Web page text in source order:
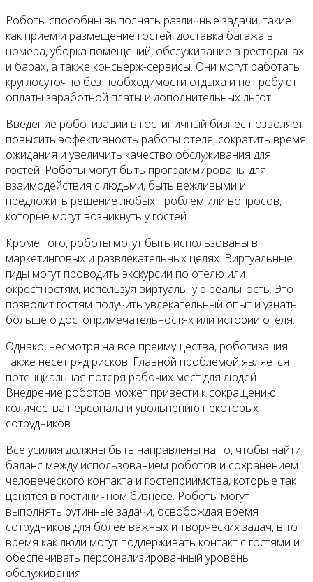
Роботы способны выполнять различные задачи, такие
как прием и размещение гостей, доставка багажа в
номера, уборка помещений, обслуживание в ресторанах
и барах, а также консьерж-сервисы. Они могут работать
круглосуточно без необходимости отдыха и не требуют
оплаты заработной платы и дополнительных льгот.
Введение роботизации в гостиничный бизнес позволяет
повысить эффективность работы отеля, сократить время
ожидания и увеличить качество обслуживания для
гостей. Роботы могут быть программированы для
взаимодействия с людьми, быть вежливыми и
предложить решение любых проблем или вопросов,
которые могут возникнуть у гостей.
Кроме того, роботы могут быть использованы в
маркетинговых и развлекательных целях. Виртуальные
гиды могут проводить экскурсии по отелю или
окрестностям, используя виртуальную реальность. Это
позволит гостям получить увлекательный опыт и узнать
больше о достопримечательностях или истории отеля.
Однако, несмотря на все преимущества, роботизация
также несет ряд рисков. Главной проблемой является
потенциальная потеря рабочих мест для людей.
Внедрение роботов может привести к сокращению
количества персонала и увольнению некоторых
сотрудников.
Все усилия должны быть направлены на то, чтобы найти
баланс между использованием роботов и сохранением
человеческого контакта и гостеприимства, которые так
ценятся в гостиничном бизнесе. Роботы могут
выполнять рутинные задачи, освобождая время
сотрудников для более важных и творческих задач, в то
время как люди могут поддерживать контакт с гостями и
обеспечивать персонализированный уровень
обслуживания.